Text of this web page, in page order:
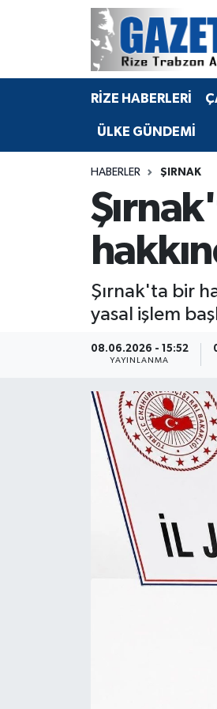
RİZE HABERLERİ
ÜLKE GÜNDEMİ
HABERLER ŞIRNAK
Şırnak'ta bir
yasal işlem
08.06.2026 - 15:52
YAYINLANMA
BÖLGEMİZ
Rize Jandarma Komutanlığı
Bilim Teknoloji
Advertising news
Canlı Maç
Dış Haberler
Merkez Nöbetçi Eczaneler
Merkez Hava Durumu
Merkez Trafik Yoğunluk
Süper Lig Puan Durumu ve
Tüm Manşetler
Son Dakika Haberleri
Haber Arşivi